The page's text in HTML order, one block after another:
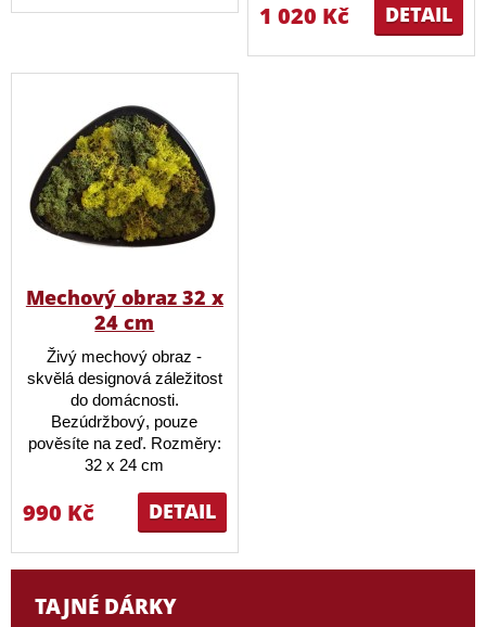
DETAIL
1 020 Kč
Mechový obraz 32 x
24 cm
Živý mechový obraz -
skvělá designová záležitost
do domácnosti.
Bezúdržbový, pouze
pověsíte na zeď. Rozměry:
32 x 24 cm
DETAIL
990 Kč
TAJNÉ DÁRKY